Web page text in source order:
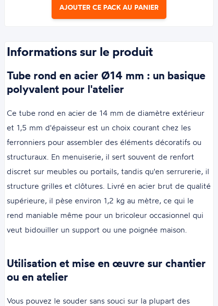
AJOUTER CE PACK AU PANIER
Informations sur le produit
Tube rond en acier Ø14 mm : un basique
polyvalent pour l'atelier
Ce tube rond en acier de 14 mm de diamètre extérieur
et 1,5 mm d'épaisseur est un choix courant chez les
ferronniers pour assembler des éléments décoratifs ou
structuraux. En menuiserie, il sert souvent de renfort
discret sur meubles ou portails, tandis qu'en serrurerie, il
structure grilles et clôtures. Livré en acier brut de qualité
supérieure, il pèse environ 1,2 kg au mètre, ce qui le
rend maniable même pour un bricoleur occasionnel qui
veut bidouiller un support ou une poignée maison.
Utilisation et mise en œuvre sur chantier
ou en atelier
Vous pouvez le souder sans souci sur la plupart des